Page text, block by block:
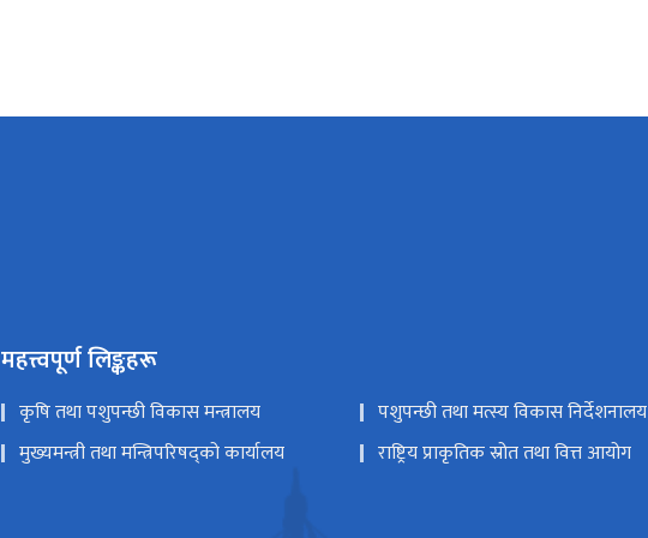
महत्त्वपूर्ण लिङ्कहरू
कृषि तथा पशुपन्छी विकास मन्त्रालय
पशुपन्छी तथा मत्स्य विकास निर्देशनालय
मुख्यमन्त्री तथा मन्त्रिपरिषद्को कार्यालय
राष्ट्रिय प्राकृतिक स्रोत तथा वित्त आयोग